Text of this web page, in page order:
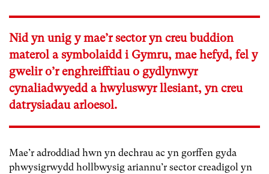
Nid yn unig y mae’r sector yn creu buddion
materol a symbolaidd i Gymru, mae hefyd, fel y
gwelir o’r enghreifftiau o gydlynwyr
cynaliadwyedd a hwyluswyr llesiant, yn creu
datrysiadau arloesol.
Mae’r adroddiad hwn yn dechrau ac yn gorffen gyda
phwysigrwydd hollbwysig ariannu’r sector creadigol yn